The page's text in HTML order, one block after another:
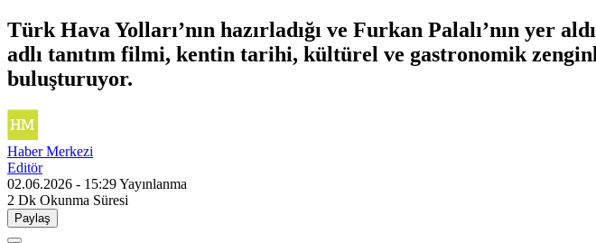
Türk Hava Yolları’nın hazırladığı ve Furkan Palalı’nın yer
adlı tanıtım filmi, kentin tarihi, kültürel ve gastronomik
buluşturuyor.
Haber Merkezi
Editör
02.06.2026 - 15:29Yayınlanma
2 Dk Okunma Süresi
Paylaş